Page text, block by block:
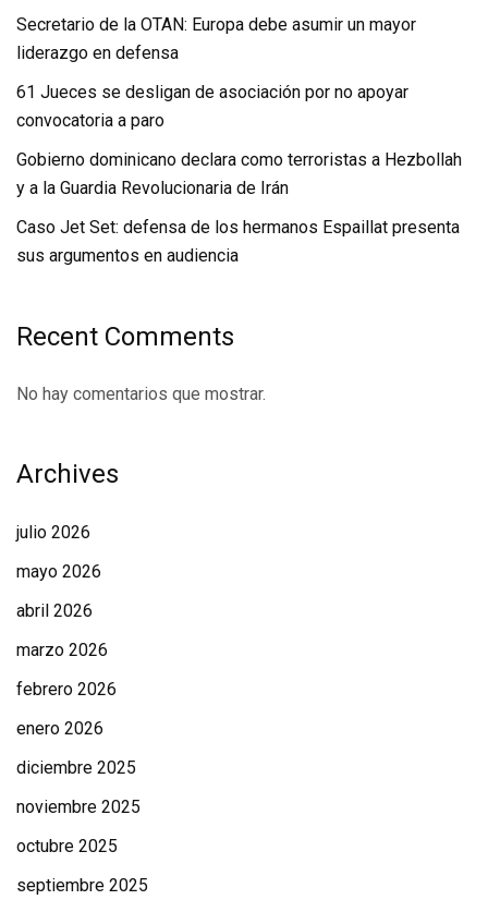
Secretario de la OTAN: Europa debe asumir un mayor
liderazgo en defensa
61 Jueces se desligan de asociación por no apoyar
convocatoria a paro
Gobierno dominicano declara como terroristas a Hezbollah
y a la Guardia Revolucionaria de Irán
Caso Jet Set: defensa de los hermanos Espaillat presenta
sus argumentos en audiencia
Recent Comments
No hay comentarios que mostrar.
Archives
julio 2026
mayo 2026
abril 2026
marzo 2026
febrero 2026
enero 2026
diciembre 2025
noviembre 2025
octubre 2025
septiembre 2025